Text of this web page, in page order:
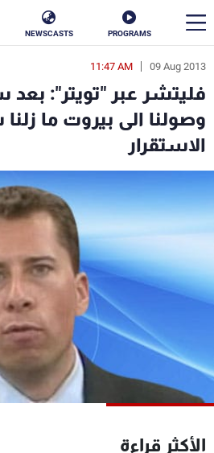
PROGRAMS
NEWSCASTS
09 Aug 2013
11:47 AM
فليتشر عبر "تويتر":
وصولنا الى بيروت ما
الاستقرار
الأكثر قراءة
en
الأخبار
سياسة
فن
منوعات
كأس العالم
جدول البرامج
شاهد البرامج
الترددات